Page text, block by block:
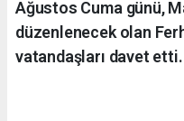
Ağustos Cuma günü,
düzenlenecek olan
vatandaşları davet etti.